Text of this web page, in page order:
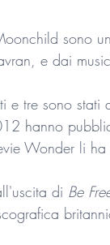
sono
e dai
e tre sono
hanno
Wonder li
di Be